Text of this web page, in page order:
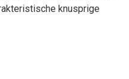
knusprige